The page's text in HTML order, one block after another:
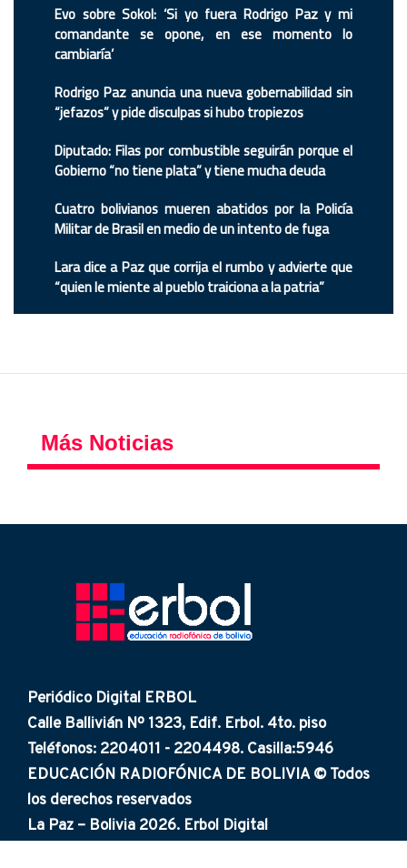
Evo sobre Sokol: ‘Si yo fuera Rodrigo Paz y mi
comandante se opone, en ese momento lo
cambiaría’
Rodrigo Paz anuncia una nueva gobernabilidad sin
“jefazos” y pide disculpas si hubo tropiezos
Diputado: Filas por combustible seguirán porque el
Gobierno “no tiene plata” y tiene mucha deuda
Cuatro bolivianos mueren abatidos por la Policía
Militar de Brasil en medio de un intento de fuga
Lara dice a Paz que corrija el rumbo y advierte que
“quien le miente al pueblo traiciona a la patria”
Más Noticias
Periódico Digital ERBOL
Calle Ballivián Nº 1323, Edif. Erbol. 4to. piso
Teléfonos: 2204011 - 2204498. Casilla:5946
EDUCACIÓN RADIOFÓNICA DE BOLIVIA © Todos
los derechos reservados
La Paz – Bolivia 2026. Erbol Digital